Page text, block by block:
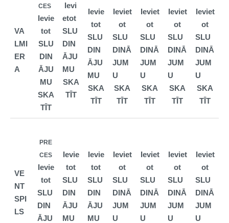
VA
LMI
ER
A
CES
Ievie
tot
SLU
DIN
ĀJU
MU
SKA
TĪT
Ievi
etot
SLU
DIN
ĀJU
MU
SKA
TĪT
Ievie
tot
SLU
DIN
ĀJU
MU
SKA
TĪT
Ieviet
ot
SLU
DINĀ
JUM
U
SKA
TĪT
Ieviet
ot
SLU
DINĀ
JUM
U
SKA
TĪT
Ieviet
ot
SLU
DINĀ
JUM
U
SKA
TĪT
Ieviet
ot
SLU
DINĀ
JUM
U
SKA
TĪT
VE
NT
SPI
LS
PRE
CES
Ievie
tot
SLU
DIN
ĀJU
Ievie
tot
SLU
DIN
ĀJU
MU
Ievie
tot
SLU
DIN
ĀJU
MU
Ieviet
ot
SLU
DINĀ
JUM
U
Ieviet
ot
SLU
DINĀ
JUM
U
Ieviet
ot
SLU
DINĀ
JUM
U
Ieviet
ot
SLU
DINĀ
JUM
U